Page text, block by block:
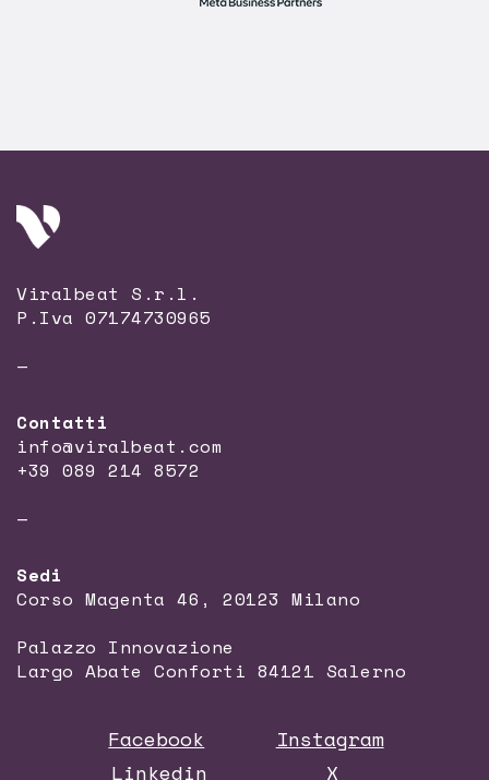
Viralbeat S.r.l.
P.Iva 07174730965
—
Contatti
info@viralbeat.com
+39 089 214 8572
—
Sedi
Corso Magenta 46, 20123 Milano
Palazzo Innovazione
Largo Abate Conforti 84121 Salerno
Facebook
Instagram
Linkedin
X